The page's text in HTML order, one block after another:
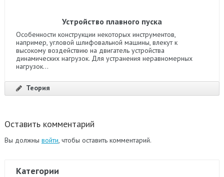
Устройство плавного пуска
Особенности конструкции некоторых инструментов,
например, угловой шлифовальной машины, влекут к
высокому воздействию на двигатель устройства
динамических нагрузок. Для устранения неравномерных
нагрузок...
Теория
Оставить комментарий
Вы должны войти , чтобы оставить комментарий.
Категории